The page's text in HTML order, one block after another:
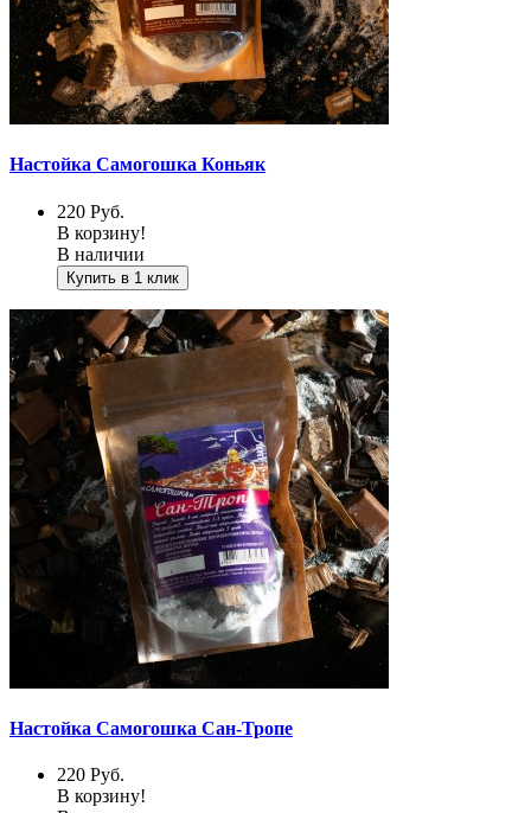
Настойка Самогошка Коньяк
220 Руб.
В корзину!
В наличии
Купить в 1 клик
Настойка Самогошка Сан-Тропе
220 Руб.
В корзину!